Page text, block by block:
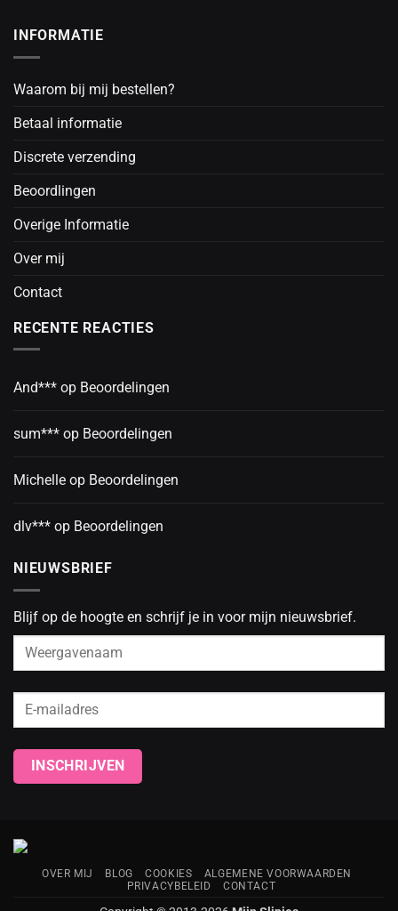
INFORMATIE
Waarom bij mij bestellen?
Betaal informatie
Discrete verzending
Beoordlingen
Overige Informatie
Over mij
Contact
RECENTE REACTIES
And*** op Beoordelingen
sum*** op Beoordelingen
Michelle op Beoordelingen
dlv*** op Beoordelingen
NIEUWSBRIEF
Blijf op de hoogte en schrijf je in voor mijn nieuwsbrief.
OVER MIJ BLOG COOKIES
ALGEMENE VOORWAARDEN
PRIVACYBELEID
CONTACT